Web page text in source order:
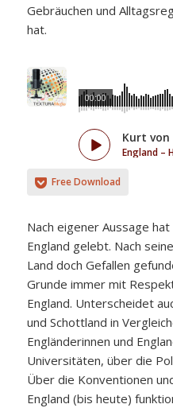
Gebräuchen und
hat.
00:00
Kurt
England –
Free Download
Nach eigener Aussage
England gelebt. Nach
Land doch Gefallen
Grunde immer mit
England. Unterscheidet
und Schottland in
Engländerinnen und
Universitäten, über die
Über die Konventionen
England (bis heute)